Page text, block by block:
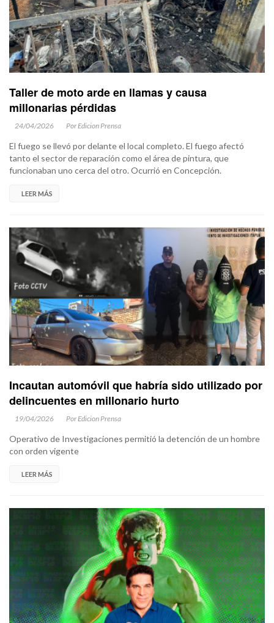
Taller de moto arde en llamas y causa
millonarias pérdidas
24/04/2026 Por Edicion Prensa
El fuego se llevó por delante el local completo. El fuego afectó
tanto el sector de reparación como el área de pintura, que
funcionaban uno cerca del otro. Ocurrió en Concepción.
LEER MÁS
Incautan automóvil que habría sido utilizado por
delincuentes en millonario hurto
19/04/2026 Por Edicion Prensa
Operativo de Investigaciones permitió la detención de un hombre
con orden vigente
LEER MÁS